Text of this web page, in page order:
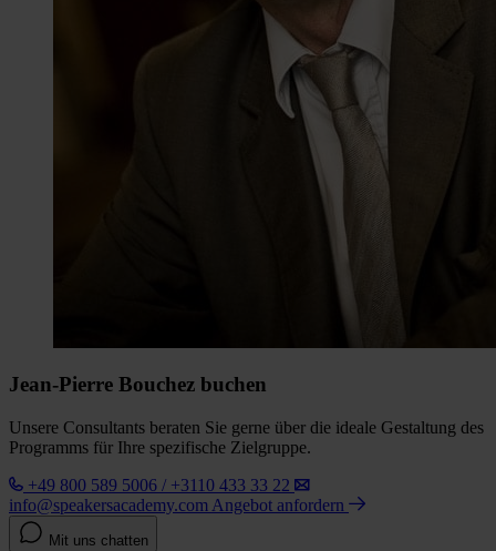
Jean-Pierre Bouchez buchen
Unsere Consultants beraten Sie gerne über die ideale Gestaltung des
Programms für Ihre spezifische Zielgruppe.
+49 800 589 5006 / +3110 433 33 22
info@speakersacademy.com Angebot anfordern
Mit uns chatten